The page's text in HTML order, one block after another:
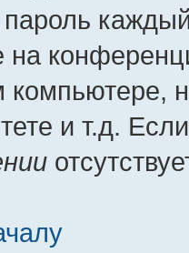
пароль
на
и т.д.